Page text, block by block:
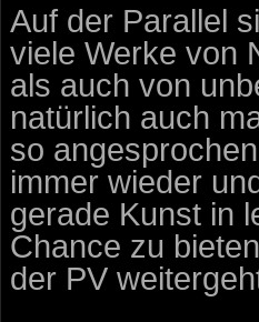
Auf der Parallel
viele Werke von
als auch von
natürlich auch
so
immer wieder
gerade Kunst in
Chance zu
der PV